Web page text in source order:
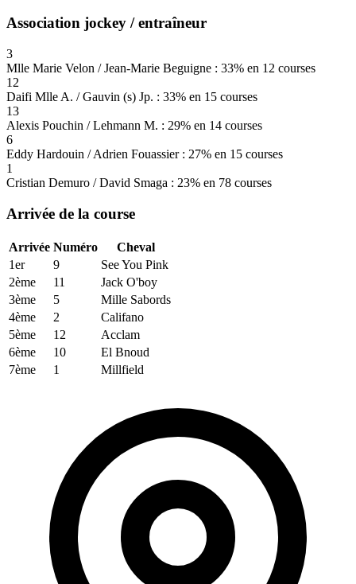
Association jockey / entraîneur
3
Mlle Marie Velon / Jean-Marie Beguigne : 33% en 12 courses
12
Daifi Mlle A. / Gauvin (s) Jp. : 33% en 15 courses
13
Alexis Pouchin / Lehmann M. : 29% en 14 courses
6
Eddy Hardouin / Adrien Fouassier : 27% en 15 courses
1
Cristian Demuro / David Smaga : 23% en 78 courses
Arrivée de la course
Arrivée Numéro
Cheval
1er
9
See You Pink
2ème
11
Jack O'boy
3ème
5
Mille Sabords
4ème
2
Califano
5ème
12
Acclam
6ème
10
El Bnoud
7ème
1 Millfield